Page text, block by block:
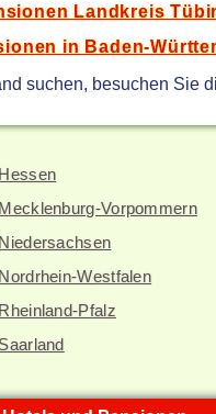
Landkreis
in Baden-
suchen, besuchen Sie
Vorpommern
Westfalen
Pfalz